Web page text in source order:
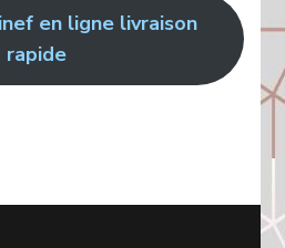
en ligne livraison
rapide